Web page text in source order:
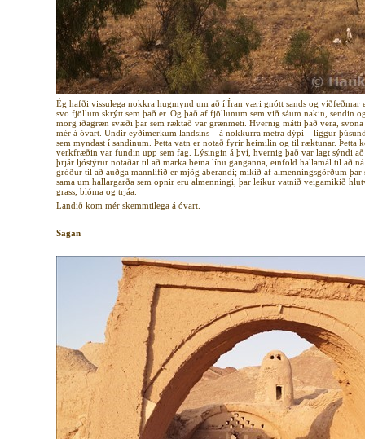
Ég hafði vissulega nokkra hugmynd um að í Íran væri gnótt sands og
svo fjöllum skrýtt sem það er. Og það af fjöllunum sem við sáum nakin, sendin
mörg iðagræn svæði þar sem ræktað var grænmeti. Hvernig mátti það vera,
mér á óvart. Undir eyðimerkum landsins – á nokkurra metra dýpi – liggur
sem myndast í sandinum. Þetta vatn er notað fyrir heimilin og til ræktunar.
verkfræðin var fundin upp sem fag. Lýsingin á því, hvernig það var lagt sýndi
þrjár ljóstýrur notaðar til að marka beina línu ganganna, einföld hallamál til að
gróður til að auðga mannlífið er mjög áberandi; mikið af almenningsgörðum
sama um hallargarða sem opnir eru almenningi, þar leikur vatnið veigamikið
grass, blóma og trjáa.
Landið kom mér skemmtilega á óvart.
Sagan